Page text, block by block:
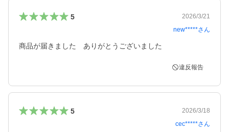
5
2026/3/21
new*****さん
商品が届きました　ありがとうございました
違反報告
5
2026/3/18
cec*****さん